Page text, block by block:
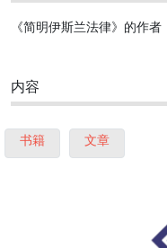
《简明伊斯兰法律》的作者
内容
书籍 文章